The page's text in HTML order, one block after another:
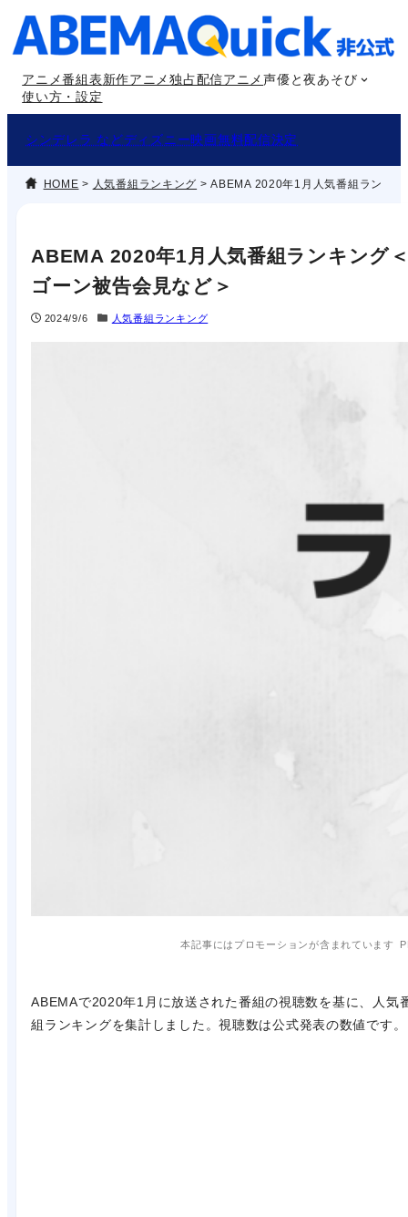
容
アニメ番組表新作アニメ独占配信アニメ声優と夜あそび
使い方・設定
シンデレラ などディズニー映画無料配信決定
HOME > 人気番組ランキング >ABEMA 2020年1月人気番組ランキ
ABEMA 2020年1月人気番組ランキング
ゴーン被告会見など＞
2024/9/6 人気番組ランキング
本記事にはプロモーションが含まれています
ABEMAで2020年1月に放送された番組の視聴数を基に、人気
組ランキングを集計しました。視聴数は公式発表の数値です。